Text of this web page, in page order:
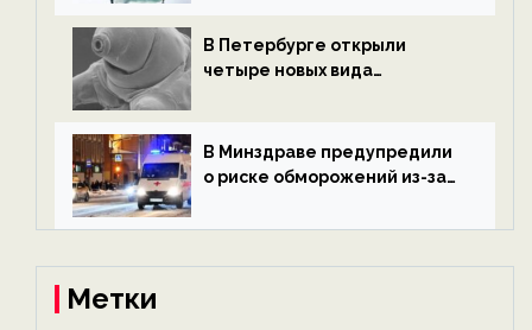
В Петербурге открыли
четыре новых вида
экологии на ECOportal
В Минздраве предупредили
о риске обморожений из-за
на ECOportal
Метки